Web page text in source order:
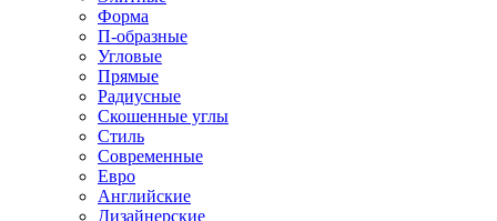
Форма
П-образные
Угловые
Прямые
Радиусные
Скошенные углы
Стиль
Современные
Евро
Английские
Дизайнерские